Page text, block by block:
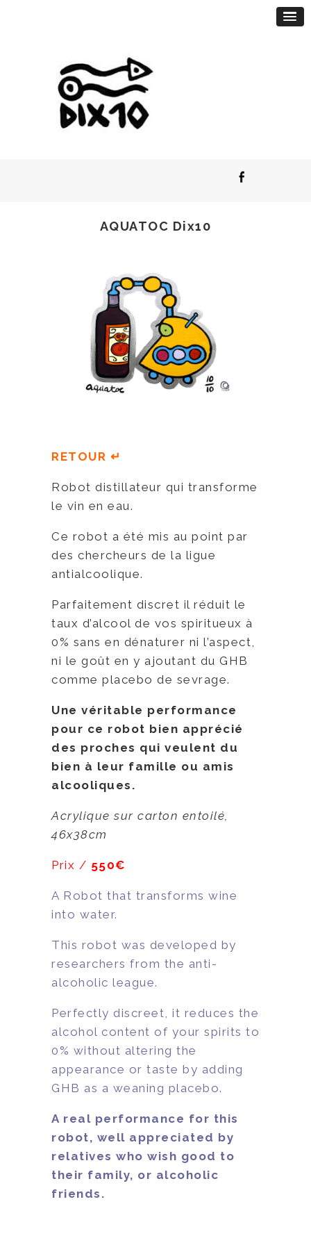
AQUATOC Dix10
RETOUR ↵
Robot distillateur qui transforme
le vin en eau.
Ce robot a été mis au point par
des chercheurs de la ligue
antialcoolique.
Parfaitement discret il réduit le
taux d’alcool de vos spiritueux à
0% sans en dénaturer ni l’aspect,
ni le goût en y ajoutant du GHB
comme placebo de sevrage.
Une véritable performance
pour ce robot bien apprécié
des proches qui veulent du
bien à leur famille ou amis
alcooliques.
Acrylique sur carton entoilé,
46x38cm
Prix / 550€
A Robot that transforms wine
into water.
This robot was developed by
researchers from the anti-
alcoholic league.
Perfectly discreet, it reduces the
alcohol content of your spirits to
0% without altering the
appearance or taste by adding
GHB as a weaning placebo.
A real performance for this
robot, well appreciated by
relatives who wish good to
their family, or alcoholic
friends.